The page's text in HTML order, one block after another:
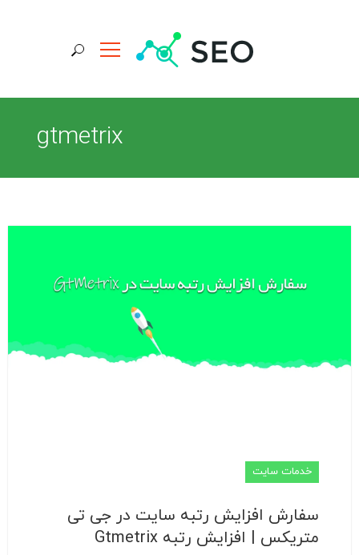
جستجو برای:
gtmetrix
خدمات سایت
سفارش افزایش رتبه سایت در جی تی
متریکس | افزایش رتبه Gtmetrix